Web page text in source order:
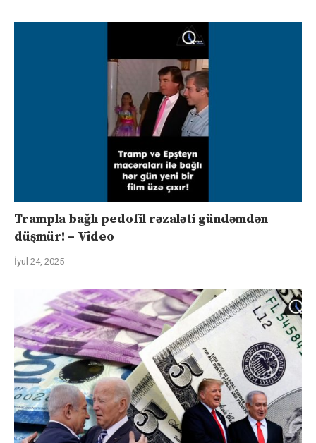
Trampla bağlı pedofil rəzaləti gündəmdən
düşmür! – Video
İyul 24, 2025